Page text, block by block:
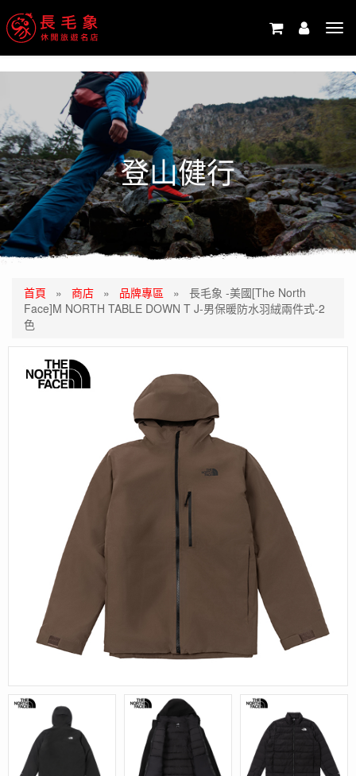
登山健行
首頁 » 商店 » 品牌專區 » 長毛象 -美國[The North
Face]M NORTH TABLE DOWN T J-男保暖防水羽絨兩件式-2
色